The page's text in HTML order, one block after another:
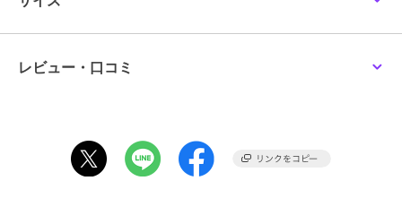
生地の厚さ[厚手]
裏地[なし]
※お使いのモニター環境によって商品の色味が違って見える場合がご
ざいます。
レビュー・口コミ